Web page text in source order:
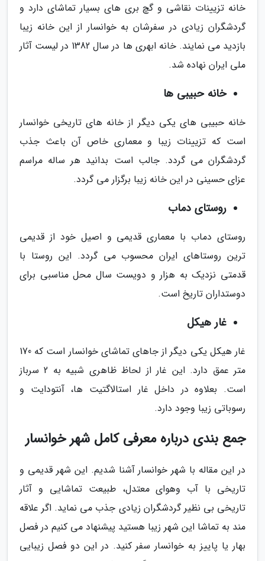
خانه تزیینات نقاشی و گچ بری های بسیار تماشای دارد و
گردشگران زیادی در سفرشان به خوانسار از این خانه زیبا
بازدید می نمایند. خانه ابهری ها در سال 1382 در لیست آثار
ملی ایران نهاده شد.
خانه حبیبی ها
خانه حبیبی های یکی دیگر از خانه های تاریخی خوانسار
است که تزیینات زیبا و معماری خاص آن باعث جذب
گردشگران می گردد. جالب است بدانید هر ساله مراسم
عزای حسینی در این خانه زیبا برگزار می گردد.
روستای دماب
روستای دماب با معماری قدیمی و اصیل خود از قدیمی
ترین روستاهای ایران محسوب می گردد. این روستا با
قدمتی نزدیک به هزار و دویست سال محل مناسبی برای
دوستداران تاریخ است.
غار هیکل
غار هیکل یکی دیگر از جاهای تماشای خوانسار است که 170
متر عمق دارد. این غار از لحاظ ظاهری شبیه به 2 سرباز
است. بعلاوه در داخل غار استالاگتیت ها، آنتودایت و
رسوباتی زیبا وجود دارد.
جمع بندی درباره معرفی کامل شهر خوانسار
در این مقاله با شهر خوانسار آشنا شدیم. این شهر قدیمی و
تاریخی با آب وهوای معتدل، طبیعت تماشایی و آثار
تاریخی بی نظیر گردشگران زیادی جذب می نماید. اگر علاقه
مند به تماشا این شهر زیبا هستید پیشنهاد می کنیم در فصل
بهار یا پاییز به خوانسار سفر کنید. در این دو فصل زیبایی